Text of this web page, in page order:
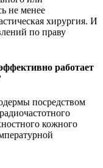
не менее
хирургия. И
по праву
работает
посредством
кожного